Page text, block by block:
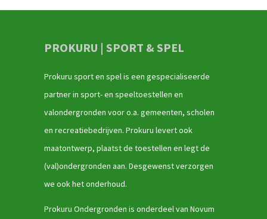
PROKURU | SPORT & SPEL
Prokuru sport en spel is een gespecialiseerde
partner in sport- en speeltoestellen en
valondergronden voor o.a. gemeenten, scholen
en recreatiebedrijven. Prokuru levert ook
maatontwerp, plaatst de toestellen en legt de
(val)ondergronden aan. Desgewenst verzorgen
we ook het onderhoud.
Prokuru Ondergronden is onderdeel van Novum